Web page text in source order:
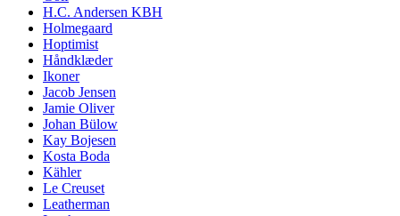
H.C. Andersen KBH
Holmegaard
Hoptimist
Håndklæder
Ikoner
Jacob Jensen
Jamie Oliver
Johan Bülow
Kay Bojesen
Kosta Boda
Kähler
Le Creuset
Leatherman